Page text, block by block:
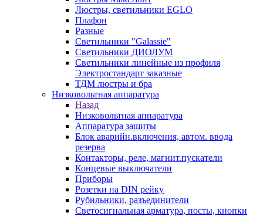
Люстры, светильники EGLO
Плафон
Разные
Светильники "Galassie"
Светильники ДИОЛУМ
Светильники линейные из профиля
Электростандарт заказные
ТДМ люстры и бра
Низковольтная аппаратура
Назад
Низковольтная аппаратура
Аппаратура защиты
Блок аварийн.включения, автом. ввода
резерва
Контакторы, реле, магнит.пускатели
Концевые выключатели
Приборы
Розетки на DIN рейку
Рубильники, разъединители
Светосигнальная арматура, посты, кнопки